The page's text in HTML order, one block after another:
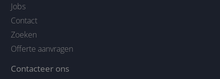
Jobs
Contact
Zoeken
Offerte aanvragen
Contacteer ons